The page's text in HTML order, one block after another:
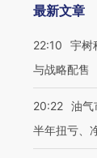
最新文章
22:10
宇树
与战略配售
20:22 油气
半年扭亏、